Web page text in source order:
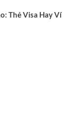
Thẻ Visa Hay Ví